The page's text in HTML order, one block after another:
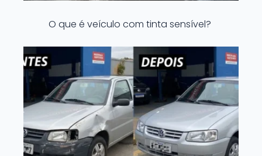
O que é veículo com tinta sensível?